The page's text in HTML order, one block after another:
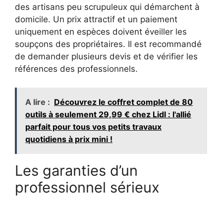
des artisans peu scrupuleux qui démarchent à
domicile. Un prix attractif et un paiement
uniquement en espèces doivent éveiller les
soupçons des propriétaires. Il est recommandé
de demander plusieurs devis et de vérifier les
références des professionnels.
A lire : Découvrez le coffret complet de 80
outils à seulement 29,99 € chez Lidl : l'allié
parfait pour tous vos petits travaux
quotidiens à prix mini !
Les garanties d’un
professionnel sérieux